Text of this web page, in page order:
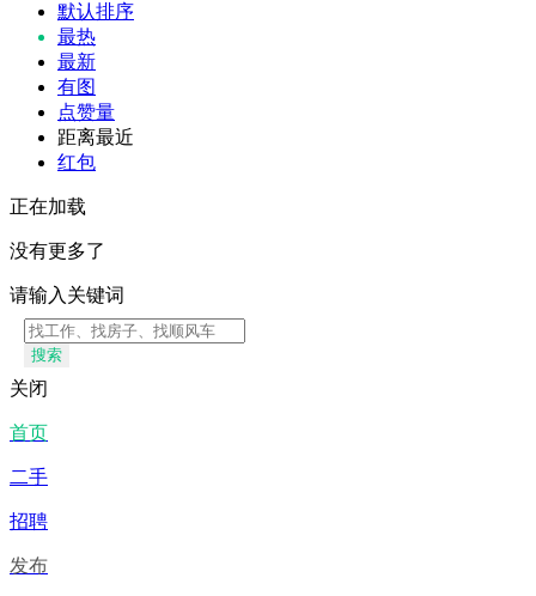
默认排序
最热
最新
有图
点赞量
距离最近
红包
正在加载
没有更多了
请输入关键词
搜索
关闭
首页
二手
招聘
发布